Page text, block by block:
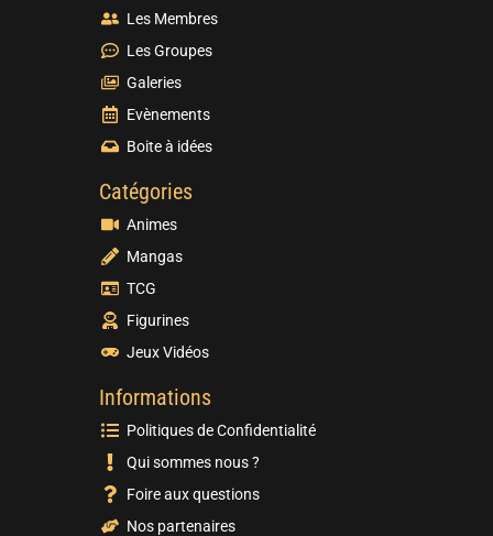
Les Membres
Les Groupes
Galeries
Evènements
Boite à idées
Catégories
Animes
Mangas
TCG
Figurines
Jeux Vidéos
Informations
Politiques de Confidentialité
Qui sommes nous ?
Foire aux questions
Nos partenaires